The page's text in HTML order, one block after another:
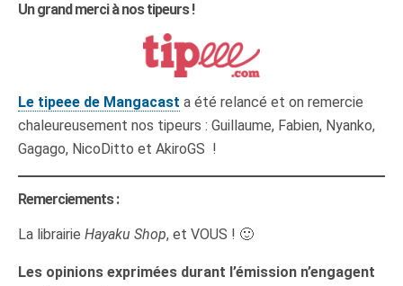
Un grand merci à nos tipeurs !
Le tipeee de Mangacast a été relancé et on remercie
chaleureusement nos tipeurs : Guillaume, Fabien, Nyanko,
Gagago, NicoDitto et AkiroGS !
Remerciements :
La librairie Hayaku Shop, et VOUS ! 🙂
Les opinions exprimées durant l’émission n’engagent